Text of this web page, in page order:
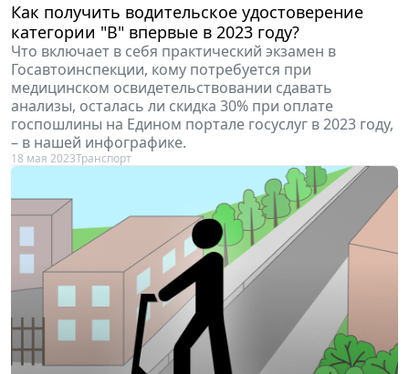
Как получить водительское удостоверение
категории "В" впервые в 2023 году?
Что включает в себя практический экзамен в
Госавтоинспекции, кому потребуется при
медицинском освидетельствовании сдавать
анализы, осталась ли скидка 30% при оплате
госпошлины на Едином портале госуслуг в 2023 году,
– в нашей инфографике.
18 мая 2023Транспорт